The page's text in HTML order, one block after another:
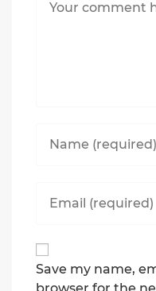
your
username
your
to
comment
Save my name,